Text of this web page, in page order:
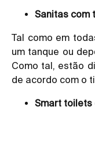
Sanitas com
Tal como em
um tanque ou
Como tal, estão
de acordo com o
Smart toilets